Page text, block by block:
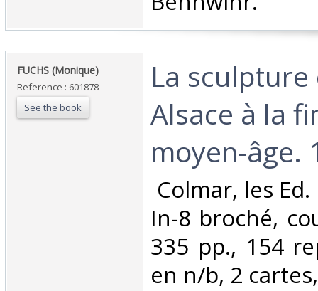
‎FUCHS (Monique)‎
Reference : 601878
See the book
‎La
Alsace à la
moyen-âge.
Colmar, les
In-8 broché,
335 pp., 154
en n/b, 2